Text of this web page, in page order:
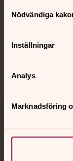
Nödvändiga
Inställningar
Analys
Marknadsföring
Sociala kanaler
med en präst